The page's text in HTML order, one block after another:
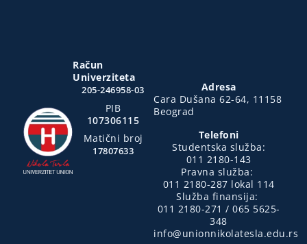
Račun
Univerziteta
205-246958-03
PIB
107306115
Matični broj
17807633
Adresa
Cara Dušana 62-64, 11158
Beograd
Telefoni
Studentska služba:
011 2180-143
Pravna služba:
011 2180-287 lokal 114
Služba finansija:
011 2180-271 / 065 5625-
348
info@unionnikolatesla.edu.rs